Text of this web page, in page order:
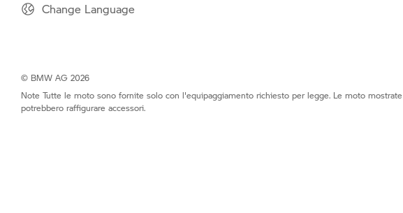
Change Language
© BMW AG 2026
Note Tutte le moto sono fornite solo con l'equipaggiamento richiesto per legge. Le moto
potrebbero raffigurare accessori.